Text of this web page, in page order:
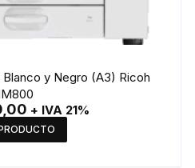
y Negro (A3) Ricoh
+ IVA 21%